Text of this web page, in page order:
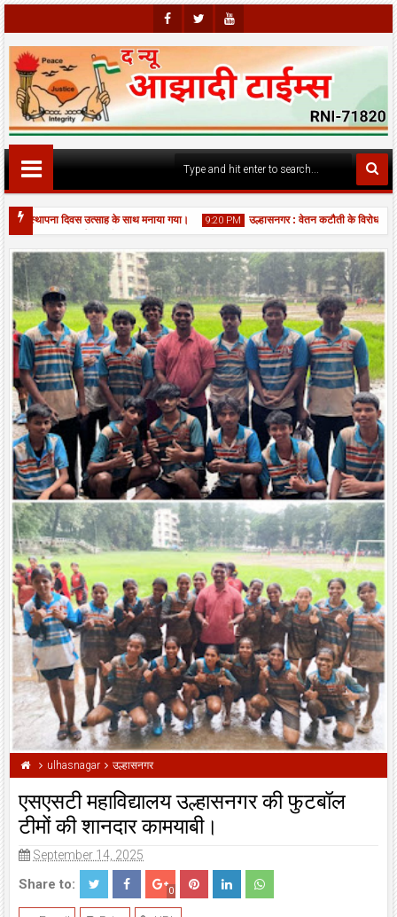
Faceb
Ook
Twitte
R
Youtu
Be
स्थापना दिवस उत्साह के साथ मनाया गया। 9:20 PM
06 Aug
2026
उल्हासनगर : वेतन कटौती के विरोध में सफाई
एकादशी पर बिर्ला मंदिर में भव्य महाआरती, श्रद्धालुओं की उमड़ी भीड़।
ulhasnagar उल्हासनगर
एसएसटी महाविद्यालय उल्हासनगर की फुटबॉल
टीमों की शानदार कामयाबी।
September 14, 2025
Share to: 0